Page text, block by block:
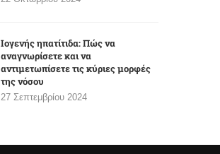
Ιογενής ηπατίτιδα: Πώς να
αναγνωρίσετε και να
αντιμετωπίσετε τις κύριες μορφές
της νόσου
27 Σεπτεμβρίου 2024